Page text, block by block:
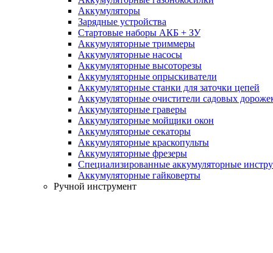
Аккумуляторы
Зарядные устройства
Стартовые наборы АКБ + ЗУ
Аккумуляторные триммеры
Аккумуляторные насосы
Аккумуляторные высоторезы
Аккумуляторные опрыскиватели
Аккумуляторные станки для заточки цепей
Аккумуляторные очистители садовых
Аккумуляторные граверы
Аккумуляторные мойщики окон
Аккумуляторные секаторы
Аккумуляторные краскопульты
Аккумуляторные фрезеры
Специализированные аккумуляторные
Аккумуляторные гайковерты
Ручной инструмент